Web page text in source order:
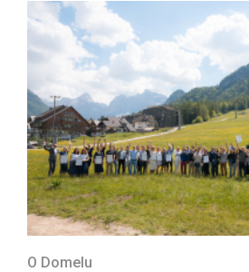
O Domelu